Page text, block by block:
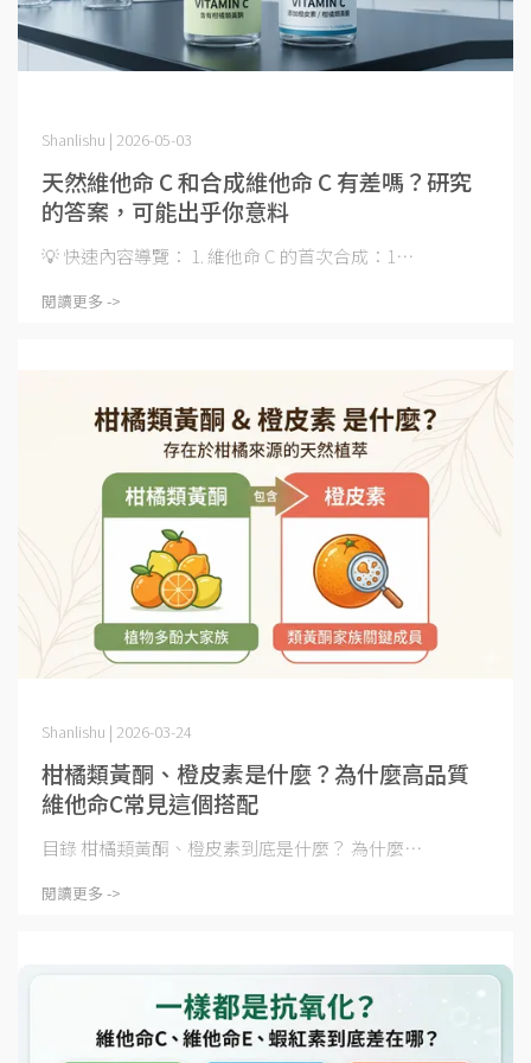
天然維他命 C 和合成維他命 C 有差嗎？研究
的答案，可能出乎你意料
Shanlishu | 2026-05-03
💡 快速內容導覽： 1. 維他命 C 的首次合成：1⋯
閱讀更多 ->
柑橘類黃酮、橙皮素是什麼？為什麼高品質
維他命C常見這個搭配
Shanlishu | 2026-03-24
目錄 柑橘類黃酮、橙皮素到底是什麼？ 為什麼⋯
閱讀更多 ->